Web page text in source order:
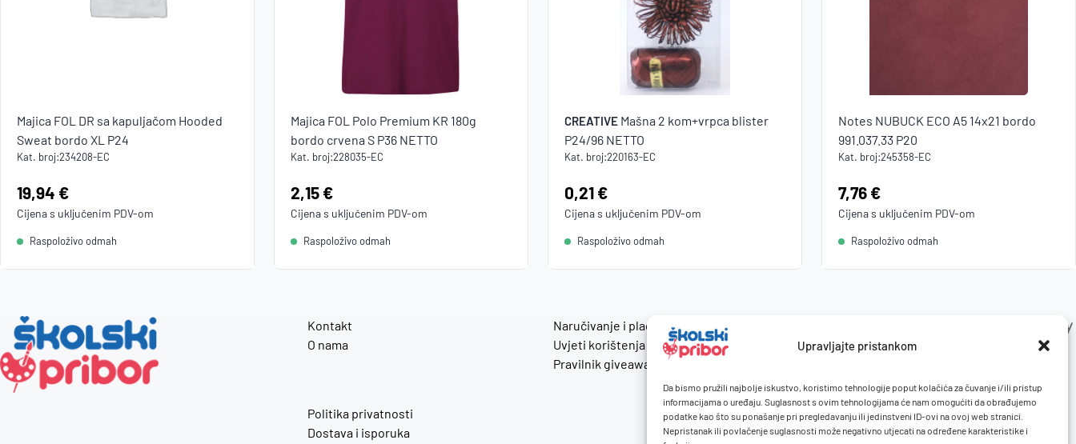
Upravljajte pristankom
Da bismo pružili najbolje iskustvo, koristimo tehnologije poput kolačića za čuvanje i/ili pristup
informacijama o uređaju. Suglasnost s ovim tehnologijama će nam omogućiti da obrađujemo
podatke kao što su ponašanje pri pregledavanju ili jedinstveni ID-ovi na ovoj web stranici.
Nepristanak ili povlačenje suglasnosti može negativno utjecati na određene karakteristike i
Majica FOL DR sa kapuljačom Hooded
Sweat bordo XL P24
Kat. broj:234208-EC
Cijena:
19,94 €
Cijena s uključenim PDV-om
Raspoloživo odmah
Majica FOL Polo Premium KR 180g
bordo crvena S P36 NETTO
Kat. broj:228035-EC
Cijena:
2,15 €
Cijena s uključenim PDV-om
Raspoloživo odmah
CREATIVE Mašna 2 kom+vrpca blister
P24/96 NETTO
Kat. broj:220163-EC
Cijena:
0,21 €
Cijena s uključenim PDV-om
Raspoloživo odmah
Notes NUBUCK ECO A5 14x21 bordo
991.037.33 P20
Kat. broj:245358-EC
Cijena:
7,76 €
Cijena s uključenim PDV-om
Raspoloživo odmah
Kontakt
O nama
Naručivanje i plaćanje
Uvjeti korištenja
Pravilnik giveaway
Politika privatnosti
Dostava i isporuka